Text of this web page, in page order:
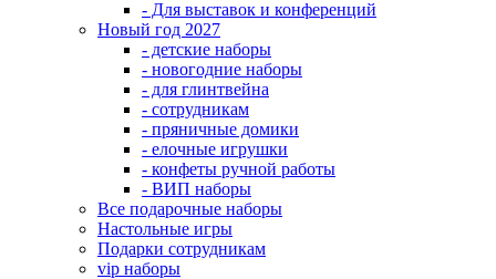
- Для выставок и конференций
Новый год 2027
- детские наборы
- новогодние наборы
- для глинтвейна
- сотрудникам
- пряничные домики
- елочные игрушки
- конфеты ручной работы
- ВИП наборы
Все подарочные наборы
Настольные игры
Подарки сотрудникам
vip наборы